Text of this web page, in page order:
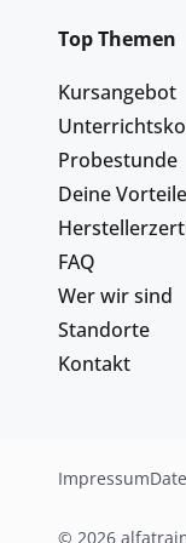
Top Themen
Kursangebot
Probestunde
Deine Vorteile
FAQ
Wer wir sind
Standorte
Kontakt
Impressum
© 2026